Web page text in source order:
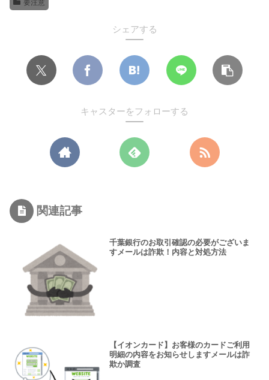
要注意
シェアする
キャスターをフォローする
関連記事
千葉銀行のお取引確認の必要がございま
すメールは詐欺！内容と対処方法
【イオンカード】お客様のカードご利用
明細の内容をお知らせしますメールは詐
欺か調査